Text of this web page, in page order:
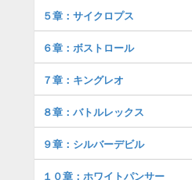
５章：サイクロプス
６章：ボストロール
７章：キングレオ
８章：バトルレックス
９章：シルバーデビル
１０章：ホワイトパンサー